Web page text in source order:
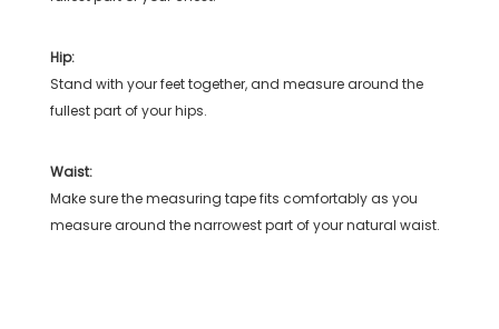
Hip:
Stand with your feet together, and measure around the
fullest part of your hips.
Waist:
Make sure the measuring tape fits comfortably as you
measure around the narrowest part of your natural waist.